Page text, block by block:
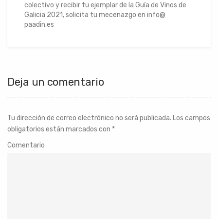
colectivo y recibir tu ejemplar de la Guía de Vinos de
Galicia 2021, solicita tu mecenazgo en info@
paadin.es
Deja un comentario
Tu dirección de correo electrónico no será publicada. Los campos
obligatorios están marcados con *
Comentario